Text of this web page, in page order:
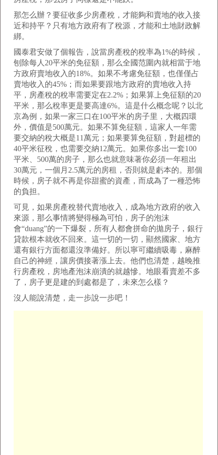
那怎么辦？要征收多少房產稅，才能夠和賣地的收入接
近和持平？只有地方政府有了稅源，才能和土地財政解
綁。
國泰君安做了個報告，說當房產稅的稅率為1%的時候，
刨除每人20平米的免征額，那么全國范圍內就相當于地
方政府賣地收入的18%。如果不考慮免征額，也僅僅占
賣地收入的45%；而如果要跟地方政府的賣地收入持
平，房產稅的稅率需要定在2.2%；如果算上免征額的20
平米，那么稅率更是要高達6%。這是什么概念呢？以北
京為例，如果一家三口在100平米的房子里，大概四環
外，價值是500萬元。如果不算免征額，這家人一年需
要交納的稅大概是11萬元；如果要算免征額，對超標的
40平米征稅，也需要交納12萬元。如果你多出一套100
平米、500萬的房子，那么也就意味著你必須一年租出
30萬元，一個月2.5萬元的房租，否則就是虧本的。那個
時候，房子就不再是你甜蜜的資產，而成為了一種恐怖
的負担。
可見，如果房產稅替代賣地收入，成為地方政府的收入
來源，那么事情將變得極為可怕，房子的泡沫
會“duang”的一下爆裂，所有人都會拼命的拋房子，銀行
貸款根本就收不回來。這一切的一切，顯然國家、地方
還有銀行方面都還沒準備好。所以寧可繼續吸毒，麻醉
自己的神經，讓房價接著漲上去。他們也清楚，越晚推
行房產稅，房地產泡沫崩潰的就越慘。地眼看賣差不多
了，房子更是建的到處都是了，未來怎么樣？
沒人能說清楚，走一步說一步吧！